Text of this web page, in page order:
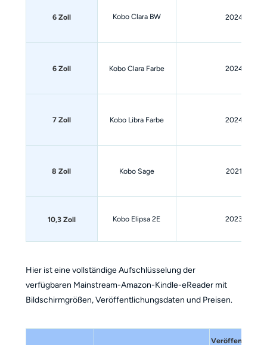
6 Zoll Kobo Clara BW 2024
6 Zoll Kobo Clara Farbe 2024
7 Zoll Kobo Libra Farbe 2024
8 Zoll Kobo Sage 2021
10,3 Zoll Kobo Elipsa 2E 2023
Hier ist eine vollständige Aufschlüsselung der
verfügbaren Mainstream-Amazon-Kindle-eReader mit
Bildschirmgrößen, Veröffentlichungsdaten und Preisen.